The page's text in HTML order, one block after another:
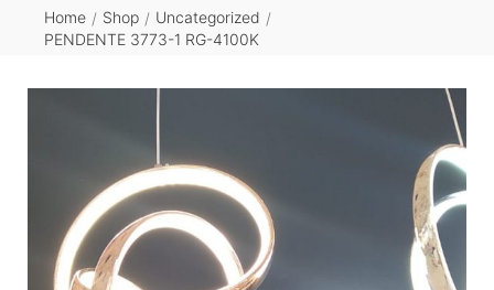
Home / Shop / Uncategorized /
PENDENTE 3773-1 RG-4100K